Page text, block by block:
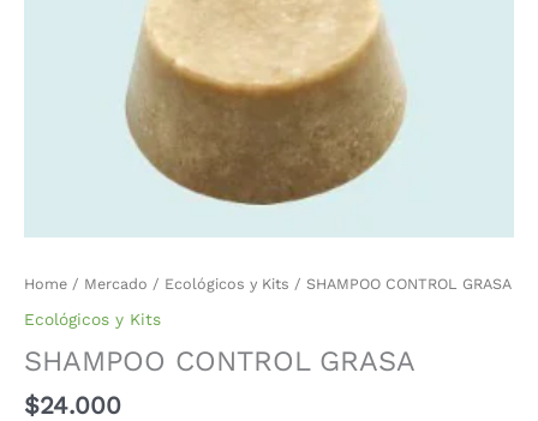
Home / Mercado / Ecológicos y Kits / SHAMPOO CONTROL GRASA
Ecológicos y Kits
SHAMPOO CONTROL GRASA
$24.000